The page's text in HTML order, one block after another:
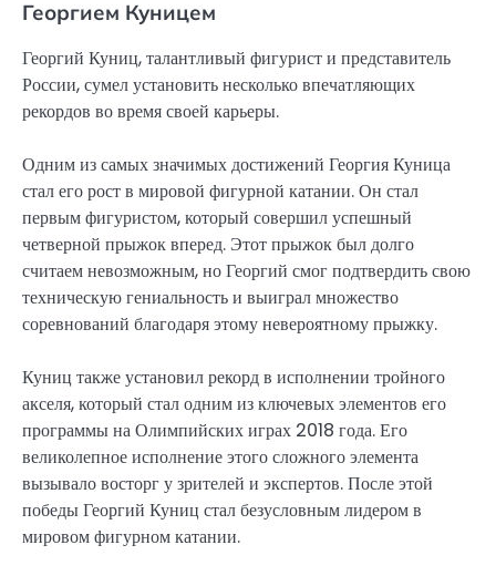
Георгием Куницем
Георгий Куниц, талантливый фигурист и представитель
России, сумел установить несколько впечатляющих
рекордов во время своей карьеры.
Одним из самых значимых достижений Георгия Куница
стал его рост в мировой фигурной катании. Он стал
первым фигуристом, который совершил успешный
четверной прыжок вперед. Этот прыжок был долго
считаем невозможным, но Георгий смог подтвердить свою
техническую гениальность и выиграл множество
соревнований благодаря этому невероятному прыжку.
Куниц также установил рекорд в исполнении тройного
акселя, который стал одним из ключевых элементов его
программы на Олимпийских играх 2018 года. Его
великолепное исполнение этого сложного элемента
вызывало восторг у зрителей и экспертов. После этой
победы Георгий Куниц стал безусловным лидером в
мировом фигурном катании.